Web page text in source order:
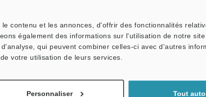
contenu et les annonces, d'offrir des fonctionnalités
également des informations sur l'utilisation de notre
qui peuvent combiner celles-ci avec d'autres
votre utilisation de leurs services.
Personnaliser Tout
est sélectionné.
suivantes. Montez les unités sur le rail DIN avec les supports